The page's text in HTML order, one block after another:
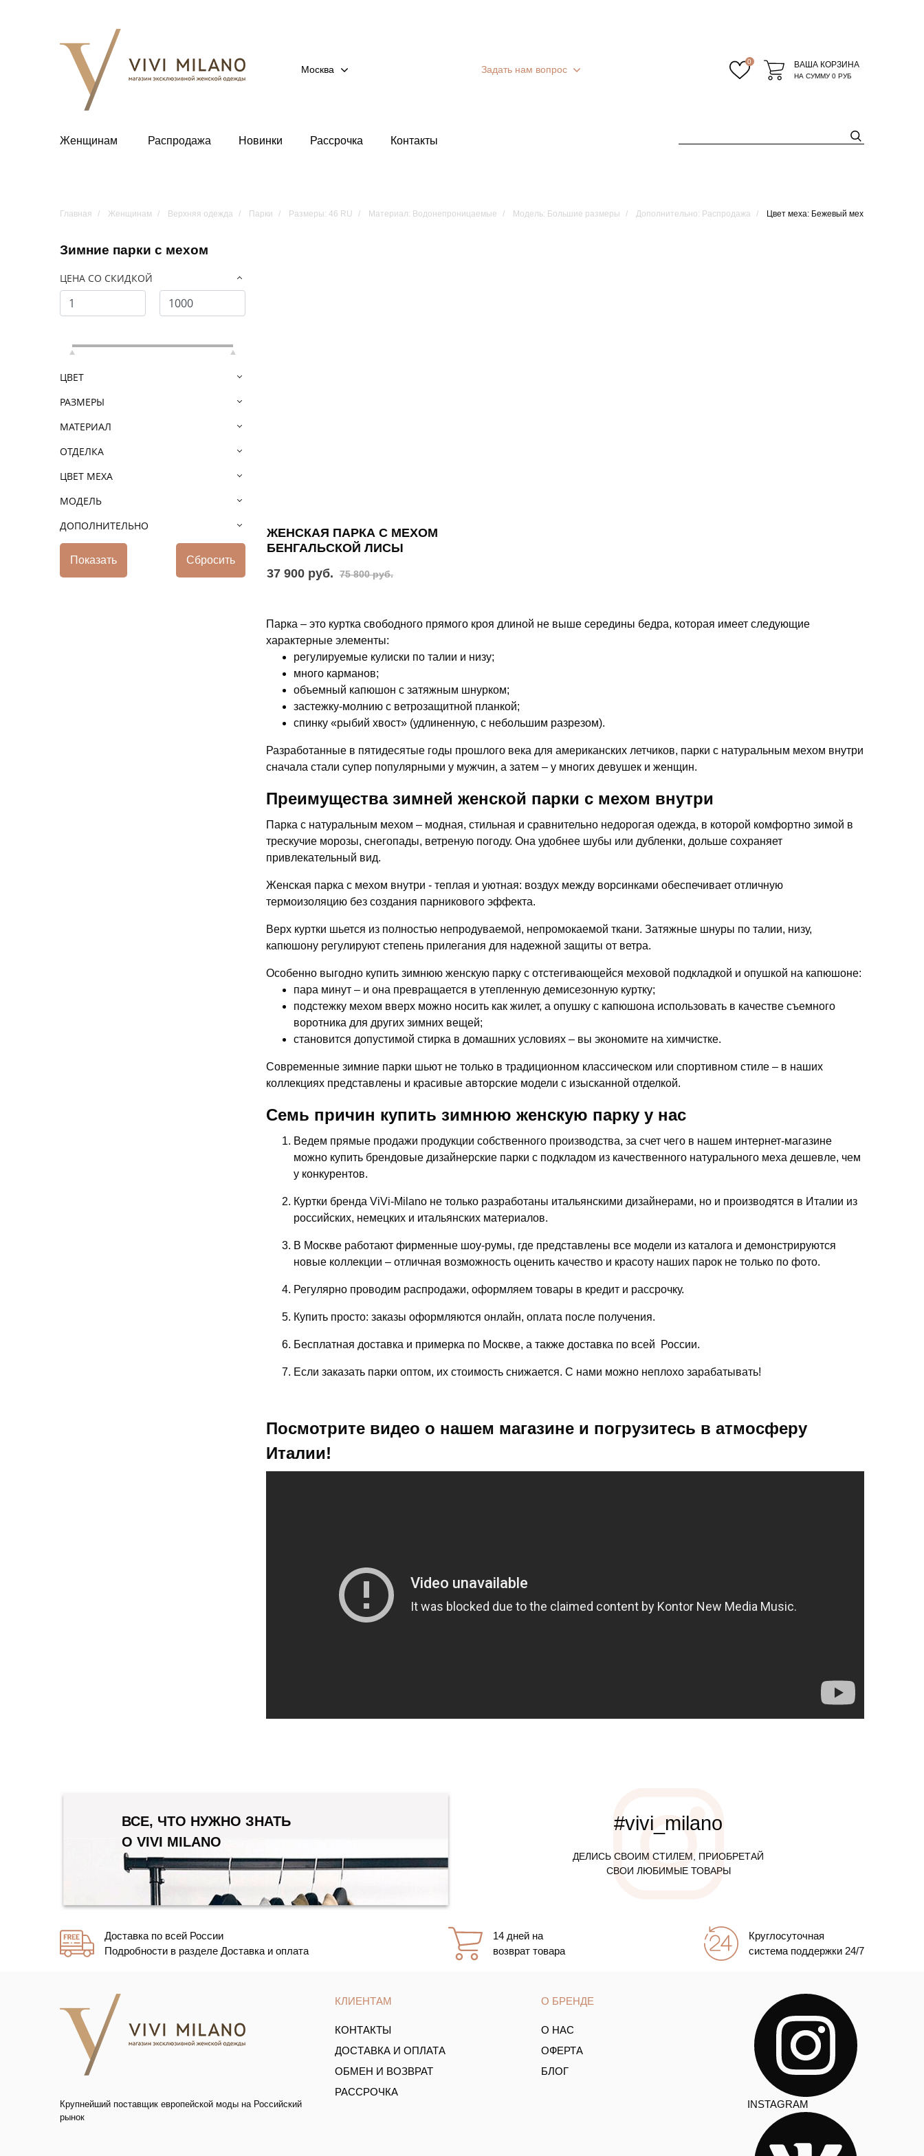
Москва Задать нам вопрос
0 ВАША КОРЗИНА
НА СУММУ0 РУБ
Женщинам Распродажа Новинки Рассрочка Контакты
Главная Женщинам Верхняя одежда Парки Размеры: 46 RU Материал: Водонепроницаемые Модель: Большие размеры Дополнительно: Распродажа Цвет меха: Бежевый мех
Зимние парки с мехом
ЦЕНА СО СКИДКОЙ
ЦВЕТ
РАЗМЕРЫ
МАТЕРИАЛ
ОТДЕЛКА
ЦВЕТ МЕХА
МОДЕЛЬ
ДОПОЛНИТЕЛЬНО
ЖЕНСКАЯ ПАРКА С МЕХОМ
БЕНГАЛЬСКОЙ ЛИСЫ
37 900 руб.
75 800 руб.
Парка – это куртка свободного прямого кроя длиной не выше середины бедра, которая имеет следующие
характерные элементы:
регулируемые кулиски по талии и низу;
много карманов;
объемный капюшон с затяжным шнурком;
застежку-молнию с ветрозащитной планкой;
спинку «рыбий хвост» (удлиненную, с небольшим разрезом).
Разработанные в пятидесятые годы прошлого века для американских летчиков, парки с натуральным мехом внутри
сначала стали супер популярными у мужчин, а затем – у многих девушек и женщин.
Преимущества зимней женской парки с мехом внутри
Парка с натуральным мехом – модная, стильная и сравнительно недорогая одежда, в которой комфортно зимой в
трескучие морозы, снегопады, ветреную погоду. Она удобнее шубы или дубленки, дольше сохраняет
привлекательный вид.
Женская парка с мехом внутри - теплая и уютная: воздух между ворсинками обеспечивает отличную
термоизоляцию без создания парникового эффекта.
Верх куртки шьется из полностью непродуваемой, непромокаемой ткани. Затяжные шнуры по талии, низу,
капюшону регулируют степень прилегания для надежной защиты от ветра.
Особенно выгодно купить зимнюю женскую парку с отстегивающейся меховой подкладкой и опушкой на капюшоне:
пара минут – и она превращается в утепленную демисезонную куртку;
подстежку мехом вверх можно носить как жилет, а опушку с капюшона использовать в качестве съемного
воротника для других зимних вещей;
становится допустимой стирка в домашних условиях – вы экономите на химчистке.
Современные зимние парки шьют не только в традиционном классическом или спортивном стиле – в наших
коллекциях представлены и красивые авторские модели с изысканной отделкой.
Семь причин купить зимнюю женскую парку у нас
Ведем прямые продажи продукции собственного производства, за счет чего в нашем интернет-магазине
можно купить брендовые дизайнерские парки с подкладом из качественного натурального меха дешевле, чем
у конкурентов.
Куртки бренда ViVi-Milano не только разработаны итальянскими дизайнерами, но и производятся в Италии из
российских, немецких и итальянских материалов.
В Москве работают фирменные шоу-румы, где представлены все модели из каталога и демонстрируются
новые коллекции – отличная возможность оценить качество и красоту наших парок не только по фото.
Регулярно проводим распродажи, оформляем товары в кредит и рассрочку.
Купить просто: заказы оформляются онлайн, оплата после получения.
Бесплатная доставка и примерка по Москве, а также доставка по всей России.
Если заказать парки оптом, их стоимость снижается. С нами можно неплохо зарабатывать!
Посмотрите видео о нашем магазине и погрузитесь в атмосферу
Италии!
ВСЕ, ЧТО НУЖНО ЗНАТЬ
О VIVI MILANO
#vivi_milano
ДЕЛИСЬ СВОИМ СТИЛЕМ, ПРИОБРЕТАЙ
СВОИ ЛЮБИМЫЕ ТОВАРЫ
Доставка по всей России
Подробности в разделе Доставка и оплата
14 дней на
возврат товара
Круглосуточная
система поддержки 24/7
Крупнейший поставщик европейской моды на Российский
рынок
КЛИЕНТАМ
КОНТАКТЫ
ДОСТАВКА И ОПЛАТА
ОБМЕН И ВОЗВРАТ
РАССРОЧКА
О БРЕНДЕ
О НАС
ОФЕРТА
БЛОГ
INSTAGRAM